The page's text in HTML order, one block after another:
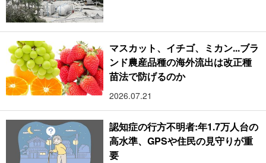
マスカット、イチゴ、ミカン...ブラ
ンド農産品種の海外流出は改正種
苗法で防げるのか
2026.07.21
認知症の行方不明者:年1.7万人台の
高水準、GPSや住民の見守りが重
要